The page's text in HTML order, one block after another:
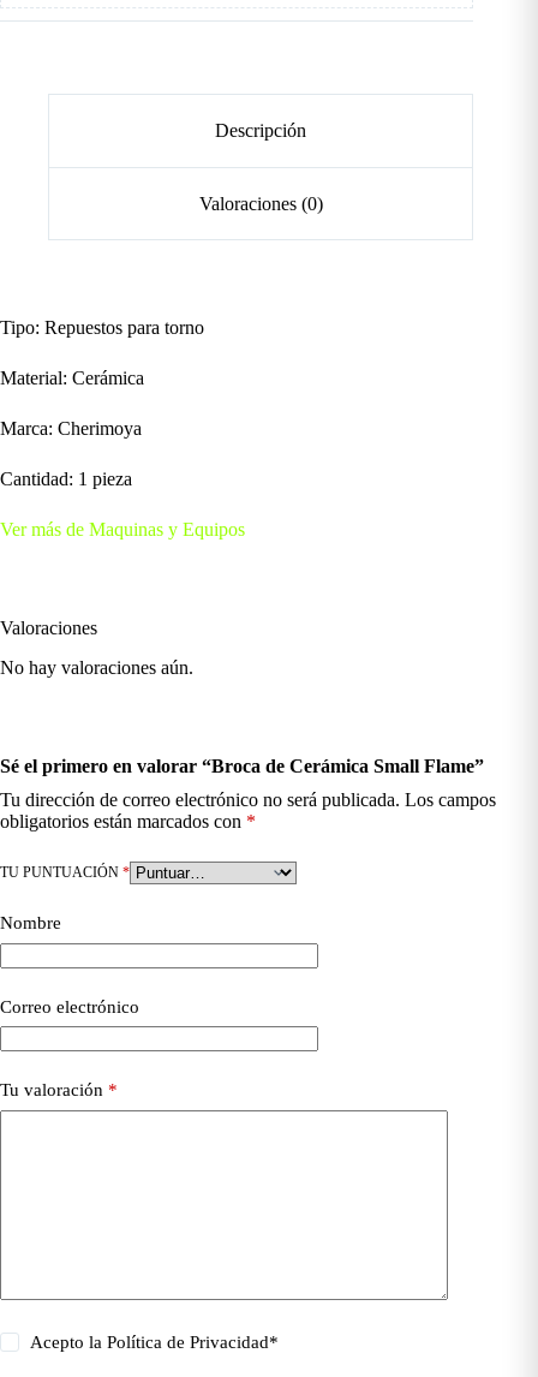
Descripción
Valoraciones (0)
Tipo: Repuestos para torno
Material: Cerámica
Marca: Cherimoya
Cantidad: 1 pieza
Ver más de Maquinas y Equipos
Valoraciones
No hay valoraciones aún.
Sé el primero en valorar “Broca de Cerámica Small Flame”
Tu dirección de correo electrónico no será publicada. Los campos
obligatorios están marcados con *
TU PUNTUACIÓN *
Nombre
Correo electrónico
Tu valoración *
Acepto laPolítica de Privacidad*